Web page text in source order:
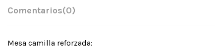
Comentarios(0)
Mesa camilla reforzada: